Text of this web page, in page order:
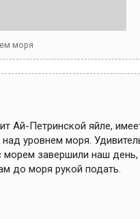
моря
Ай-Петринской яйле,
уровнем моря.
морем завершили наш
до моря рукой подать.